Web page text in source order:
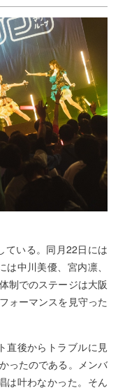
ている。同月22日には
中川美優、宮内凛、
制でのステージは大阪
ォーマンスを見守った
直後からトラブルに見
ったのである。メンバ
は叶わなかった。そん